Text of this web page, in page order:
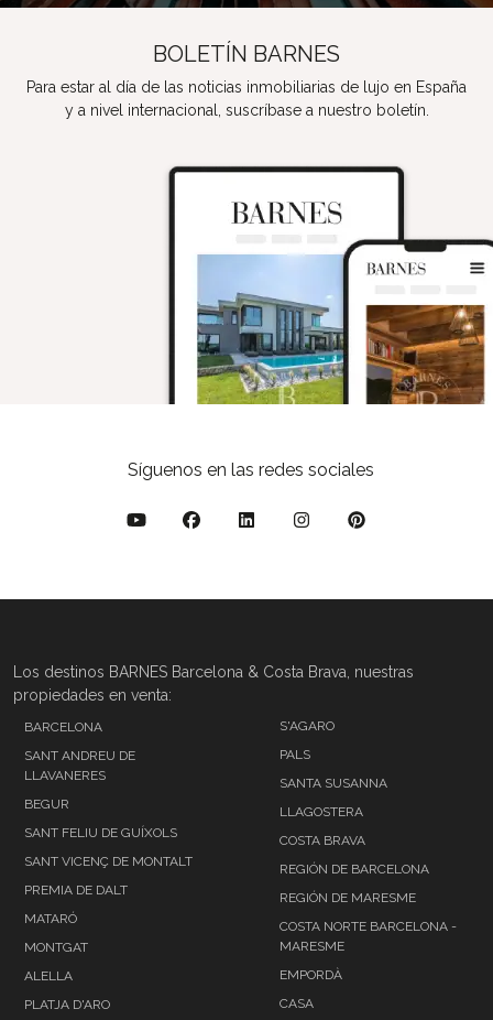
BOLETÍN BARNES
Para estar al día de las noticias inmobiliarias de lujo en España
y a nivel internacional, suscríbase a nuestro boletín.
Síguenos en las redes sociales
Los destinos BARNES Barcelona & Costa Brava, nuestras
propiedades en venta:
BARCELONA
SANT ANDREU DE
LLAVANERES
BEGUR
SANT FELIU DE GUÍXOLS
SANT VICENÇ DE MONTALT
PREMIA DE DALT
MATARÓ
MONTGAT
ALELLA
PLATJA D'ARO
S'AGARO
PALS
SANTA SUSANNA
LLAGOSTERA
COSTA BRAVA
REGIÓN DE BARCELONA
REGIÓN DE MARESME
COSTA NORTE BARCELONA -
MARESME
EMPORDÀ
CASA